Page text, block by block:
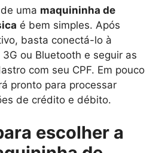
uma maquininha de
é bem simples. Após
basta conectá-lo à
ou Bluetooth e seguir as
com seu CPF. Em pouco
pronto para processar
de crédito e débito.
escolher a